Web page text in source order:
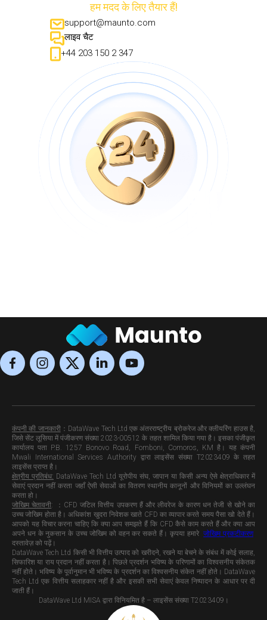
हम मदद के लिए तैयार हैं!
support@maunto.com
लाइव चैट
+44 203 150 2 347
कंपनी की जानकारी： DataWave Tech Ltd एक अंतरराष्ट्रीय ब्रोकरेज और क्लीयरिंग हाउस है,
जिसे सेंट लूसिया में पंजीकरण संख्या 2023-00512 के तहत शामिल किया गया है। इसका पंजीकृत
कार्यालय पता P.B. 1257 Bonovo Road, Fomboni, Comoros, KM है। यह कंपनी
Mwali International Services Authority द्वारा लाइसेंस संख्या T2023409 के तहत
लाइसेंस प्राप्त है।
क्षेत्रीय प्रतिबंध: DataWave Tech Ltd यूरोपीय संघ, जापान या किसी अन्य ऐसे क्षेत्राधिकार में
सेवाएं प्रदान नहीं करता जहाँ ऐसी सेवाओं का वितरण स्थानीय कानूनों और विनियमों का उल्लंघन
करता हो।
जोखिम चेतावनी: ：CFD जटिल वित्तीय उपकरण हैं और लीवरेज के कारण धन तेजी से खोने का
उच्च जोखिम होता है। अधिकांश खुदरा निवेशक खाते CFD का व्यापार करते समय पैसा खो देते हैं।
आपको यह विचार करना चाहिए कि क्या आप समझते हैं कि CFD कैसे काम करते हैं और क्या आप
अपने धन के नुकसान के उच्च जोखिम को वहन कर सकते हैं। कृपया हमारेजोखिम प्रकटीकरण
दस्तावेज़ को पढ़ें।
DataWave Tech Ltd किसी भी वित्तीय उत्पाद को खरीदने, रखने या बेचने के संबंध में कोई सलाह,
सिफारिश या राय प्रदान नहीं करता है। पिछले प्रदर्शन भविष्य के परिणामों का विश्वसनीय संकेतक
नहीं होते। भविष्य के पूर्वानुमान भी भविष्य के प्रदर्शन का विश्वसनीय संकेत नहीं होते। DataWave
Tech Ltd एक वित्तीय सलाहकार नहीं है और इसकी सभी सेवाएं केवल निष्पादन के आधार पर दी
जाती हैं।
DataWave Ltd MISA द्वारा विनियमित है – लाइसेंस संख्या T2023409।